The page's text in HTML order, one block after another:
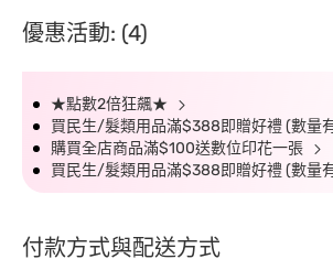
優惠活動: (4)
★點數2倍狂飆★
買民生/髮類用品滿$388即贈好禮 (數量
購買全店商品滿$100送數位印花一張
買民生/髮類用品滿$388即贈好禮 (數量
付款方式與配送方式